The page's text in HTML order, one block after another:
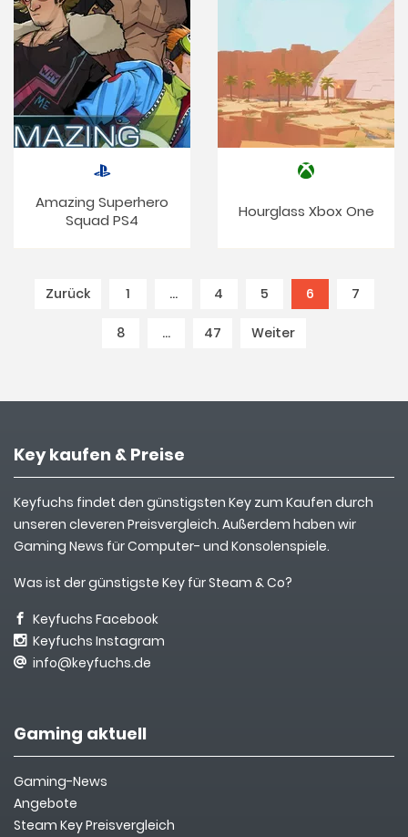
Amazing Superhero
Squad PS4
Hourglass Xbox One
Zurück 1 … 4 5 6 (current)
7
8 … 47 Weiter
Key kaufen & Preise
Keyfuchs findet den günstigsten Key zum Kaufen durch
unseren cleveren Preisvergleich. Außerdem haben wir
Gaming News für Computer- und Konsolenspiele.
Was ist der günstigste Key für Steam & Co?
Keyfuchs Facebook
Keyfuchs Instagram
info@keyfuchs.de
Gaming aktuell
Gaming-News
Angebote
Steam Key Preisvergleich